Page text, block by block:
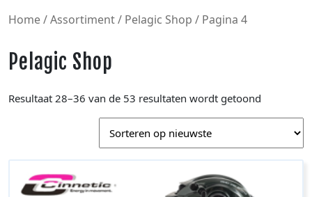
Home/Assortiment/ Pelagic Shop / Pagina 4
Pelagic Shop
Resultaat 28–36 van de 53 resultaten wordt getoond